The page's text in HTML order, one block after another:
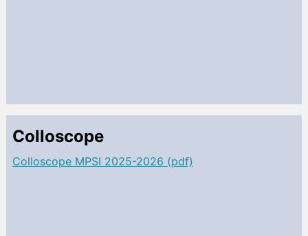
Colloscope
Colloscope MPSI 2025-2026 (pdf)